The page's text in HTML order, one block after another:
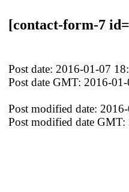
[contact-form-7
Post date: 2016-01-07
Post date GMT: 2016-
Post modified date:
Post modified date